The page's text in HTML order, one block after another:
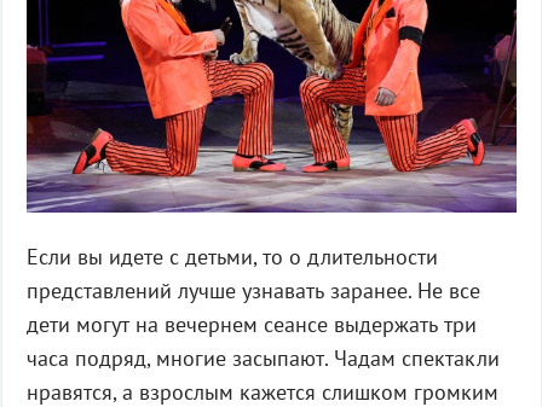
Если вы идете с детьми, то о длительности
представлений лучше узнавать заранее. Не все
дети могут на вечернем сеансе выдержать три
часа подряд, многие засыпают. Чадам спектакли
нравятся, а взрослым кажется слишком громким